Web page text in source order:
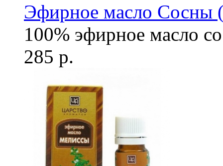
Эфирное масло Сосны
100% эфирное масло
285 р.